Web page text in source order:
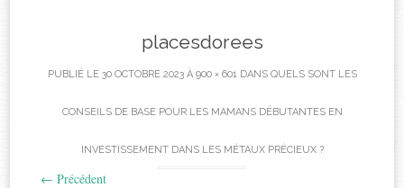
placesdorees
PUBLIÉ LE 30 OCTOBRE 2023À 900 × 601DANS QUELS SONT LES
CONSEILS DE BASE POUR LES MAMANS DÉBUTANTES EN
INVESTISSEMENT DANS LES MÉTAUX PRÉCIEUX ?
← Précédent